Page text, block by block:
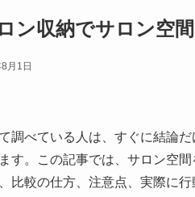
ン収納でサロン空
月1日
調べている人は、すぐに結論
す。この記事では、サロン空
比較の仕方、注意点、実際に